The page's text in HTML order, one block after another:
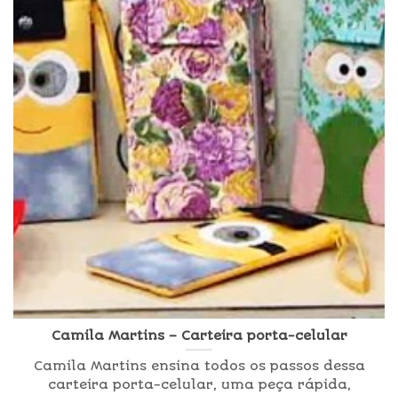
Camila Martins – Carteira porta-celular
Camila Martins ensina todos os passos dessa
carteira porta-celular, uma peça rápida,